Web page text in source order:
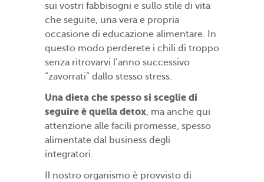
sui vostri fabbisogni e sullo stile di vita
che seguite, una vera e propria
occasione di educazione alimentare. In
questo modo perderete i chili di troppo
senza ritrovarvi l’anno successivo
“zavorrati” dallo stesso stress.
Una dieta che spesso si sceglie di
seguire è quella detox, ma anche qui
attenzione alle facili promesse, spesso
alimentate dal business degli
integratori.
Il nostro organismo è provvisto di